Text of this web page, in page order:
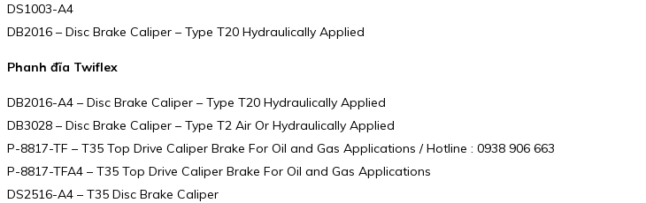
DS1003-A4
DB2016 – Disc Brake Caliper – Type T20 Hydraulically Applied
Phanh đĩa Twiflex
DB2016-A4 – Disc Brake Caliper – Type T20 Hydraulically Applied
DB3028 – Disc Brake Caliper – Type T2 Air Or Hydraulically Applied
P-8817-TF – T35 Top Drive Caliper Brake For Oil and Gas Applications / Hotline : 0938 906 663
P-8817-TFA4 – T35 Top Drive Caliper Brake For Oil and Gas Applications
DS2516-A4 – T35 Disc Brake Caliper